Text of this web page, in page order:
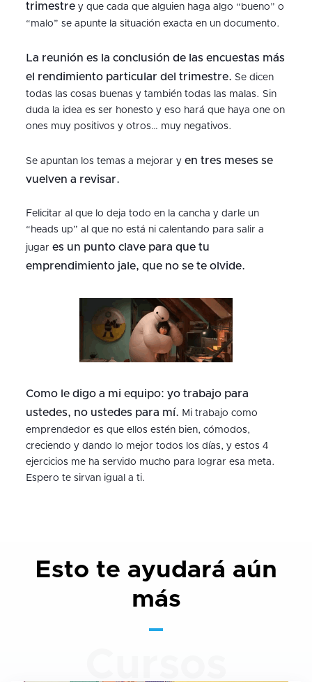
trimestrey que cada que alguien haga algo “bueno” o
“malo” se apunte la situación exacta en un documento.
La reunión es la conclusión de las encuestas más
el rendimiento particular del trimestre. Se dicen
todas las cosas buenas y también todas las malas. Sin
duda la idea es ser honesto y eso hará que haya one on
ones muy positivos y otros… muy negativos.
Se apuntan los temas a mejorar y en tres meses se
vuelven a revisar.
Felicitar al que lo deja todo en la cancha y darle un
“heads up” al que no está ni calentando para salir a
jugar es un punto clave para que tu
emprendimiento jale, que no se te olvide.
Como le digo a mi equipo: yo trabajo para
ustedes, no ustedes para mí. Mi trabajo como
emprendedor es que ellos estén bien, cómodos,
creciendo y dando lo mejor todos los días, y estos 4
ejercicios me ha servido mucho para lograr esa meta.
Espero te sirvan igual a ti.
Esto te ayudará aún
más